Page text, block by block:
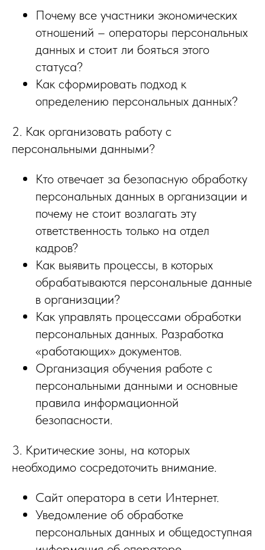
Почему все участники экономических
отношений – операторы персональных
данных и стоит ли бояться этого
статуса?
Как сформировать подход к
определению персональных данных?
2. Как организовать работу с
персональными данными?
Кто отвечает за безопасную обработку
персональных данных в организации и
почему не стоит возлагать эту
ответственность только на отдел
кадров?
Как выявить процессы, в которых
обрабатываются персональные данные
в организации?
Как управлять процессами обработки
персональных данных. Разработка
«работающих» документов.
Организация обучения работе с
персональными данными и основные
правила информационной
безопасности.
3. Критические зоны, на которых
необходимо сосредоточить внимание.
Сайт оператора в сети Интернет.
Уведомление об обработке
персональных данных и общедоступная